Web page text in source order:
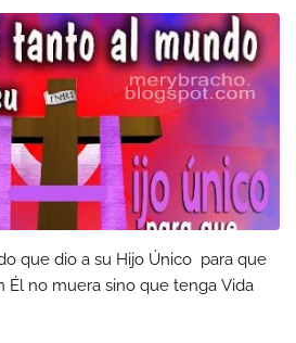
que dio a su Hijo Único para que
Él no muera sino que tenga Vida